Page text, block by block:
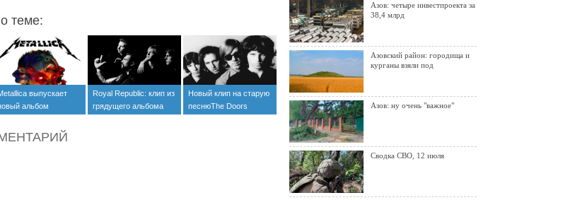
теме:
выпускает
альбом
Royal Republic: клип из
грядущего альбома
Новый клип на старую
песнюThe Doors
Азов: четыре инвестпроекта за
38,4 млрд
Азовский район: городища и
курганы взяли под
Азов: ну очень "важное"
Сводка СВО, 12 июля